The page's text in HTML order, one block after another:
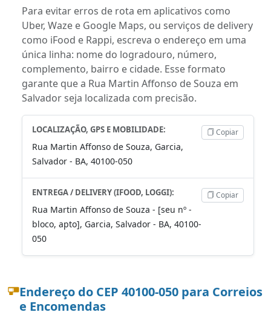
Para evitar erros de rota em aplicativos como
Uber, Waze e Google Maps, ou serviços de delivery
como iFood e Rappi, escreva o endereço em uma
única linha: nome do logradouro, número,
complemento, bairro e cidade. Esse formato
garante que a Rua Martin Affonso de Souza em
Salvador seja localizada com precisão.
LOCALIZAÇÃO, GPS E MOBILIDADE:
Rua Martin Affonso de Souza, Garcia,
Salvador - BA, 40100-050
Copiar
ENTREGA / DELIVERY (IFOOD, LOGGI):
Rua Martin Affonso de Souza - [seu nº -
bloco, apto], Garcia, Salvador - BA, 40100-
050
Copiar
Endereço do CEP 40100-050 para Correios
e Encomendas